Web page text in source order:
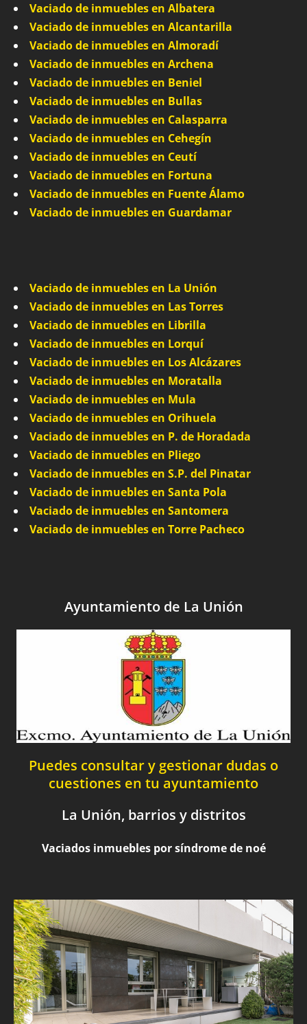
Vaciado de inmuebles en Albatera
Vaciado de inmuebles en Alcantarilla
Vaciado de inmuebles en Almoradí
Vaciado de inmuebles en Archena
Vaciado de inmuebles en Beniel
Vaciado de inmuebles en Bullas
Vaciado de inmuebles en Calasparra
Vaciado de inmuebles en Cehegín
Vaciado de inmuebles en Ceutí
Vaciado de inmuebles en Fortuna
Vaciado de inmuebles en Fuente Álamo
Vaciado de inmuebles en Guardamar
Vaciado de inmuebles en La Unión
Vaciado de inmuebles en Las Torres
Vaciado de inmuebles en Librilla
Vaciado de inmuebles en Lorquí
Vaciado de inmuebles en Los Alcázares
Vaciado de inmuebles en Moratalla
Vaciado de inmuebles en Mula
Vaciado de inmuebles en Orihuela
Vaciado de inmuebles en P. de Horadada
Vaciado de inmuebles en Pliego
Vaciado de inmuebles en S.P. del Pinatar
Vaciado de inmuebles en Santa Pola
Vaciado de inmuebles en Santomera
Vaciado de inmuebles en Torre Pacheco
Ayuntamiento de La Unión
Puedes consultar y gestionar dudas o
cuestiones en tu ayuntamiento
La Unión, barrios y distritos
Vaciados inmuebles por síndrome de noé